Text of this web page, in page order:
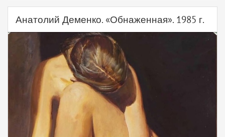
Анатолий Деменко. «Обнаженная». 1985 г.